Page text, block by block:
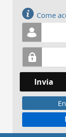
Come
Invia